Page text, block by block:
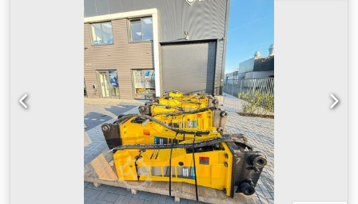
Zahl der Eigentümer: 1 Technischer Zustand: sehr gut
Optischer Zustand: sehr gut Weitere Informationen
Passend für folgende Maschinen: 10 t - 17 t
Lieferbedingungen: EXW Arbeitsdruck: 140-170 bar
Erforderlicher hydraulischer Fluss: 120 l/min
Schlagfrequenz: 370-840 Letzte Inspektion: 2025-05-05
Codpfxowurv To Aqwerf Produktionsland: DE Weitere
Informationen Wenden Sie sich an Ö. Inalkac, um weitere
Informationen zu erhalten.